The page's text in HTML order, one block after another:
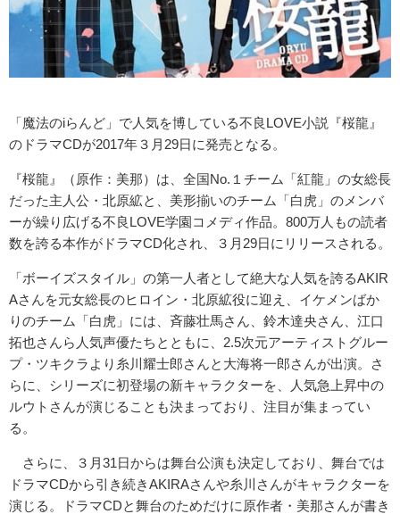
「魔法のiらんど」で人気を博している不良LOVE小説『桜龍』
のドラマCDが2017年３月29日に発売となる。
『桜龍』（原作：美那）は、全国No.１チーム「紅龍」の女総長
だった主人公・北原絋と、美形揃いのチーム「白虎」のメンバ
ーが繰り広げる不良LOVE学園コメディ作品。800万人もの読者
数を誇る本作がドラマCD化され、３月29日にリリースされる。
「ボーイズスタイル」の第一人者として絶大な人気を誇るAKIR
Aさんを元女総長のヒロイン・北原絋役に迎え、イケメンばか
りのチーム「白虎」には、斉藤壮馬さん、鈴木達央さん、江口
拓也さんら人気声優たちとともに、2.5次元アーティストグルー
プ・ツキクラより糸川耀士郎さんと大海将一郎さんが出演。さ
らに、シリーズに初登場の新キャラクターを、人気急上昇中の
ルウトさんが演じることも決まっており、注目が集まってい
る。
さらに、３月31日からは舞台公演も決定しており、舞台では
ドラマCDから引き続きAKIRAさんや糸川さんがキャラクターを
演じる。ドラマCDと舞台のためだけに原作者・美那さんが書き